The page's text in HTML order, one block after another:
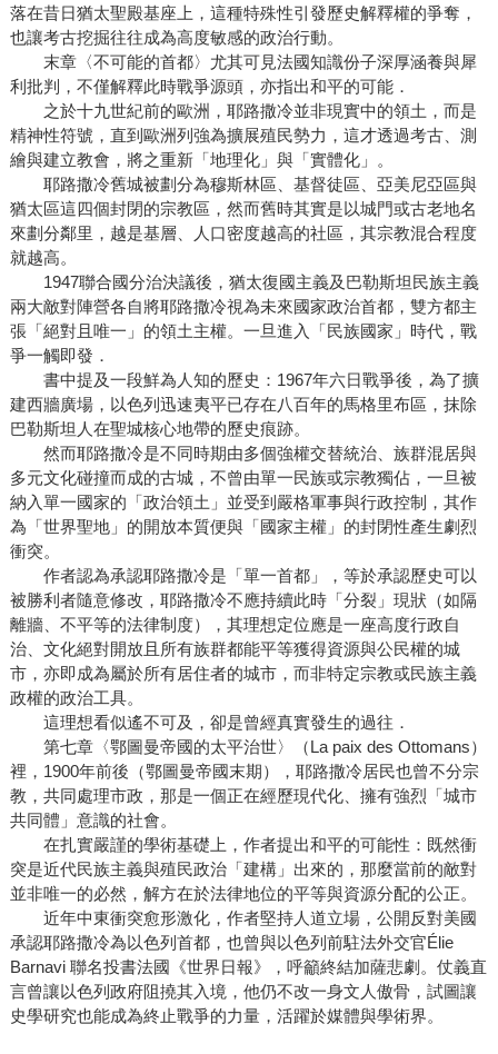
落在昔日猶太聖殿基座上，這種特殊性引發歷史解釋權的爭奪，
也讓考古挖掘往往成為高度敏感的政治行動。
末章〈不可能的首都〉尤其可見法國知識份子深厚涵養與犀
利批判，不僅解釋此時戰爭源頭，亦指出和平的可能．
之於十九世紀前的歐洲，耶路撒冷並非現實中的領土，而是
精神性符號，直到歐洲列強為擴展殖民勢力，這才透過考古、測
繪與建立教會，將之重新「地理化」與「實體化」。
耶路撒冷舊城被劃分為穆斯林區、基督徒區、亞美尼亞區與
猶太區這四個封閉的宗教區，然而舊時其實是以城門或古老地名
來劃分鄰里，越是基層、人口密度越高的社區，其宗教混合程度
就越高。
1947聯合國分治決議後，猶太復國主義及巴勒斯坦民族主義
兩大敵對陣營各自將耶路撒冷視為未來國家政治首都，雙方都主
張「絕對且唯一」的領土主權。一旦進入「民族國家」時代，戰
爭一觸即發．
書中提及一段鮮為人知的歷史：1967年六日戰爭後，為了擴
建西牆廣場，以色列迅速夷平已存在八百年的馬格里布區，抹除
巴勒斯坦人在聖城核心地帶的歷史痕跡。
然而耶路撒冷是不同時期由多個強權交替統治、族群混居與
多元文化碰撞而成的古城，不曾由單一民族或宗教獨佔，一旦被
納入單一國家的「政治領土」並受到嚴格軍事與行政控制，其作
為「世界聖地」的開放本質便與「國家主權」的封閉性產生劇烈
衝突。
作者認為承認耶路撒冷是「單一首都」，等於承認歷史可以
被勝利者隨意修改，耶路撒冷不應持續此時「分裂」現狀（如隔
離牆、不平等的法律制度），其理想定位應是一座高度行政自
治、文化絕對開放且所有族群都能平等獲得資源與公民權的城
市，亦即成為屬於所有居住者的城市，而非特定宗教或民族主義
政權的政治工具。
這理想看似遙不可及，卻是曾經真實發生的過往．
第七章〈鄂圖曼帝國的太平治世〉（La paix des Ottomans）
裡，1900年前後（鄂圖曼帝國末期），耶路撒冷居民也曾不分宗
教，共同處理市政，那是一個正在經歷現代化、擁有強烈「城市
共同體」意識的社會。
在扎實嚴謹的學術基礎上，作者提出和平的可能性：既然衝
突是近代民族主義與殖民政治「建構」出來的，那麼當前的敵對
並非唯一的必然，解方在於法律地位的平等與資源分配的公正。
近年中東衝突愈形激化，作者堅持人道立場，公開反對美國
承認耶路撒冷為以色列首都，也曾與以色列前駐法外交官Élie
Barnavi 聯名投書法國《世界日報》，呼籲終結加薩悲劇。仗義直
言曾讓以色列政府阻撓其入境，他仍不改一身文人傲骨，試圖讓
史學研究也能成為終止戰爭的力量，活躍於媒體與學術界。